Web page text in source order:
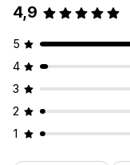
4,9
5
4
3
2
1